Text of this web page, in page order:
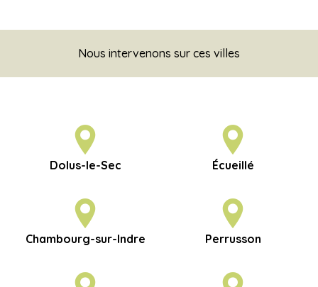
Nous intervenons sur ces villes
Dolus-le-Sec Écueillé
Chambourg-sur-Indre Perrusson